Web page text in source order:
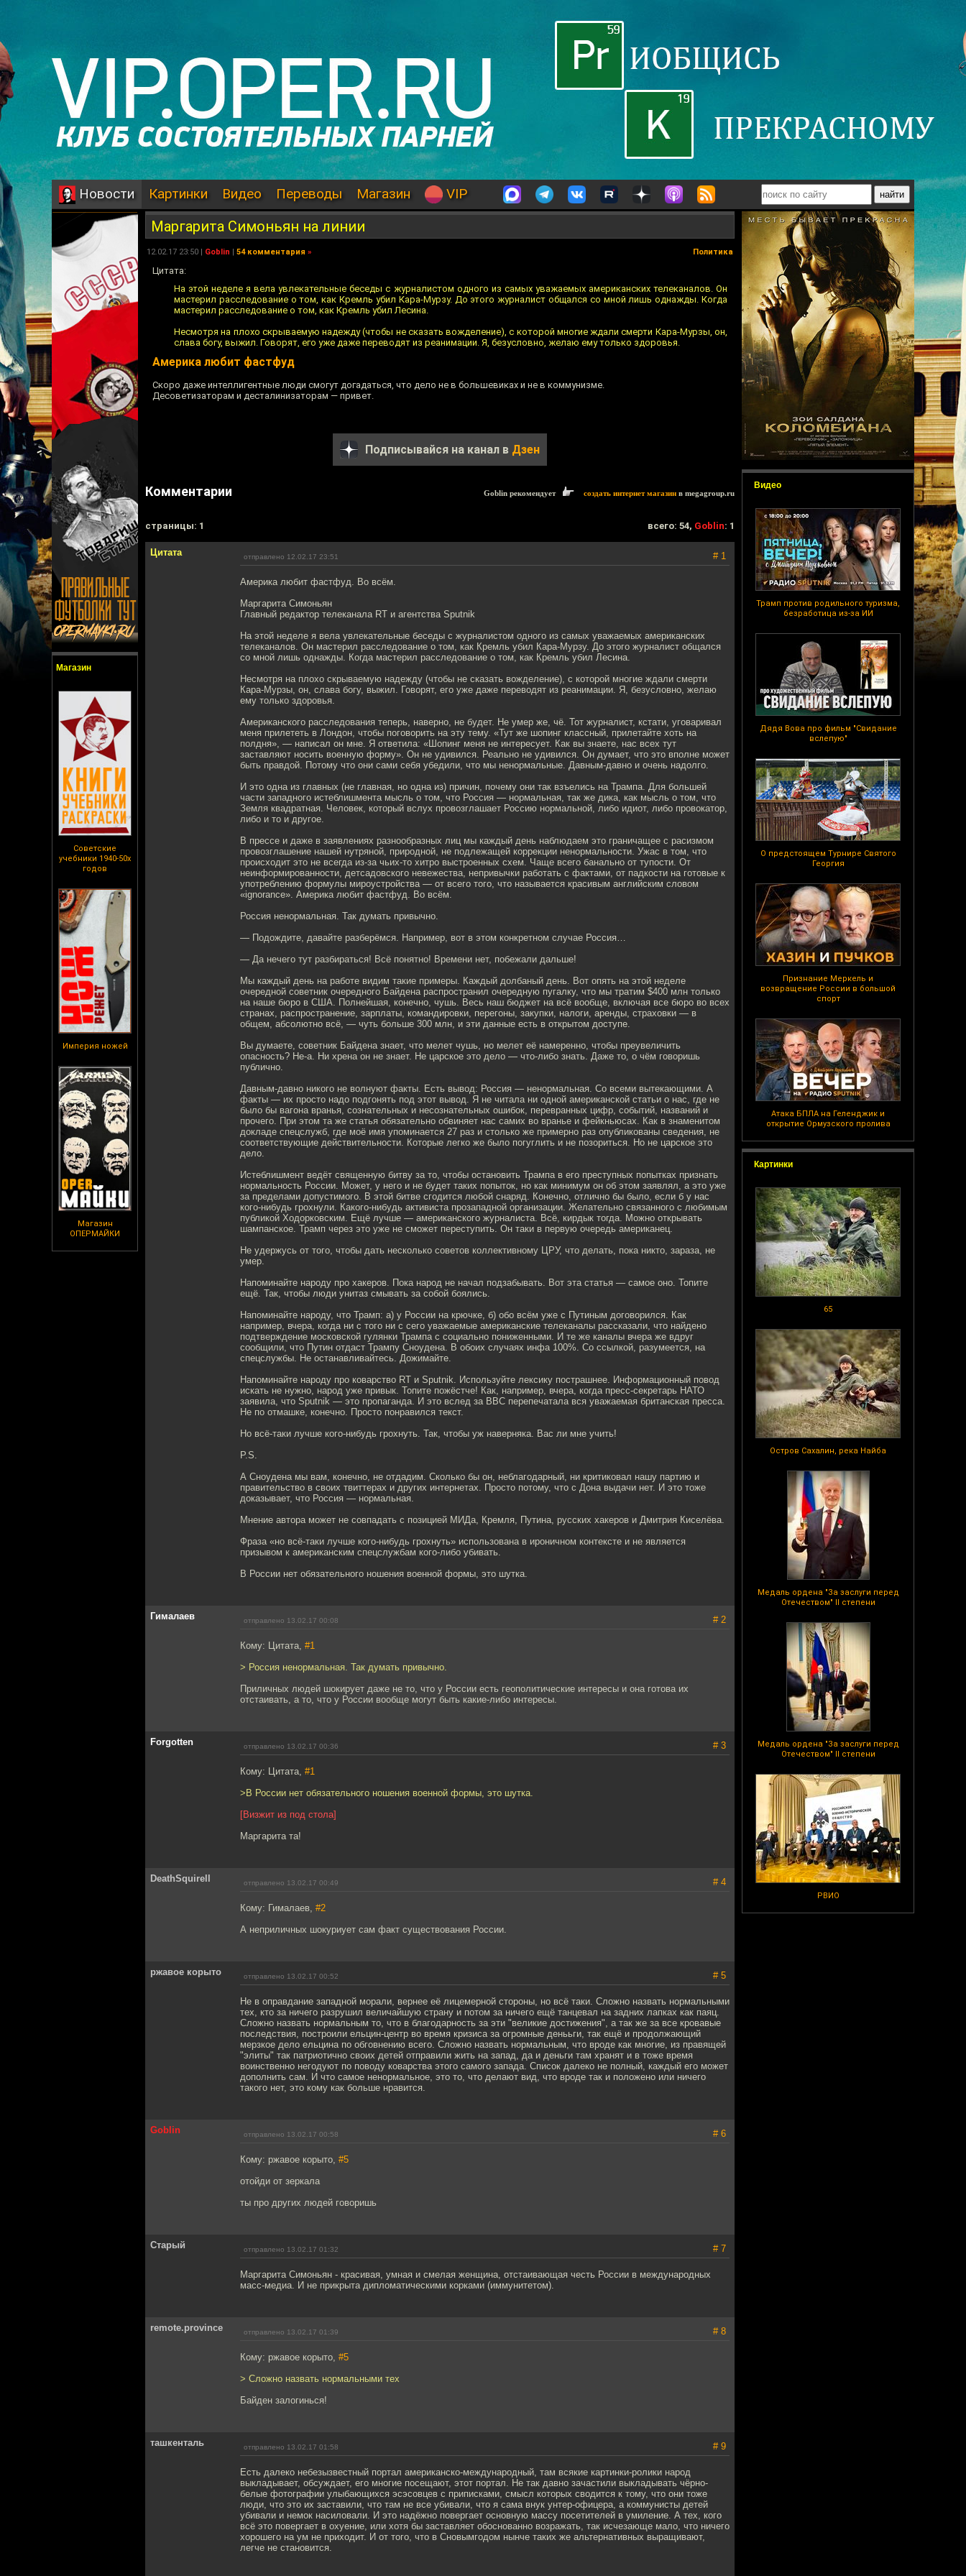
Новости Картинки Видео Переводы Магазин VIP
Магазин
Советские
учебники 1940-50х
годов
Империя ножей
Магазин
ОПЕРМАЙКИ
Видео
Трамп против родильного туризма,
безработица из-за ИИ
Дядя Вова про фильм "Свидание
вслепую"
О предстоящем Турнире Святого
Георгия
Признание Меркель и
возвращение России в большой
спорт
Атака БПЛА на Геленджик и
открытие Ормузского пролива
Картинки
65
Остров Сахалин, река Найба
Медаль ордена "За заслуги перед
Отечеством" II степени
Медаль ордена "За заслуги перед
Отечеством" II степени
РВИО
Маргарита Симоньян на линии
12.02.17 23:50 | Goblin | 54 комментария » Политика
Цитата:
На этой неделе я вела увлекательные беседы с журналистом одного из самых уважаемых американских телеканалов. Он
мастерил расследование о том, как Кремль убил Кара-Мурзу. До этого журналист общался со мной лишь однажды. Когда
мастерил расследование о том, как Кремль убил Лесина.
Несмотря на плохо скрываемую надежду (чтобы не сказать вожделение), с которой многие ждали смерти Кара-Мурзы, он,
слава богу, выжил. Говорят, его уже даже переводят из реанимации. Я, безусловно, желаю ему только здоровья.
Америка любит фастфуд
Скоро даже интеллигентные люди смогут догадаться, что дело не в большевиках и не в коммунизме.
Десоветизаторам и десталинизаторам — привет.
Подписывайся на канал в Дзен
Комментарии Goblin рекомендует создать интернет магазин в megagroup.ru
cтраницы: 1 всего: 54, Goblin: 1
Цитата отправлено 12.02.17 23:51 # 1
Америка любит фастфуд. Во всём.
Маргарита Симоньян
Главный редактор телеканала RT и агентства Sputnik
На этой неделе я вела увлекательные беседы с журналистом одного из самых уважаемых американских
телеканалов. Он мастерил расследование о том, как Кремль убил Кара-Мурзу. До этого журналист общался
со мной лишь однажды. Когда мастерил расследование о том, как Кремль убил Лесина.
Несмотря на плохо скрываемую надежду (чтобы не сказать вожделение), с которой многие ждали смерти
Кара-Мурзы, он, слава богу, выжил. Говорят, его уже даже переводят из реанимации. Я, безусловно, желаю
ему только здоровья.
Американского расследования теперь, наверно, не будет. Не умер же, чё. Тот журналист, кстати, уговаривал
меня прилететь в Лондон, чтобы поговорить на эту тему. «Тут же шопинг классный, прилетайте хоть на
полдня», — написал он мне. Я ответила: «Шопинг меня не интересует. Как вы знаете, нас всех тут
заставляют носить военную форму». Он не удивился. Реально не удивился. Он думает, что это вполне может
быть правдой. Потому что они сами себя убедили, что мы ненормальные. Давным-давно и очень надолго.
И это одна из главных (не главная, но одна из) причин, почему они так взъелись на Трампа. Для большей
части западного истеблишмента мысль о том, что Россия — нормальная, так же дика, как мысль о том, что
Земля квадратная. Человек, который вслух провозглашает Россию нормальной, либо идиот, либо провокатор,
либо и то и другое.
В прессе и даже в заявлениях разнообразных лиц мы каждый день наблюдаем это граничащее с расизмом
провозглашение нашей нутряной, природной, не подлежащей коррекции ненормальности. Ужас в том, что
происходит это не всегда из-за чьих-то хитро выстроенных схем. Чаще всего банально от тупости. От
неинформированности, детсадовского невежества, непривычки работать с фактами, от падкости на готовые к
употреблению формулы мироустройства — от всего того, что называется красивым английским словом
«ignorance». Америка любит фастфуд. Во всём.
Россия ненормальная. Так думать привычно.
— Подождите, давайте разберёмся. Например, вот в этом конкретном случае Россия…
— Да нечего тут разбираться! Всё понятно! Времени нет, побежали дальше!
Мы каждый день на работе видим такие примеры. Каждый долбаный день. Вот опять на этой неделе
очередной советник очередного Байдена распространил очередную пугалку, что мы тратим $400 млн только
на наше бюро в США. Полнейшая, конечно, чушь. Весь наш бюджет на всё вообще, включая все бюро во всех
странах, распространение, зарплаты, командировки, перегоны, закупки, налоги, аренды, страховки — в
общем, абсолютно всё, — чуть больше 300 млн, и эти данные есть в открытом доступе.
Вы думаете, советник Байдена знает, что мелет чушь, но мелет её намеренно, чтобы преувеличить
опасность? Не-а. Ни хрена он не знает. Не царское это дело — что-либо знать. Даже то, о чём говоришь
публично.
Давным-давно никого не волнуют факты. Есть вывод: Россия — ненормальная. Со всеми вытекающими. А
факты — их просто надо подгонять под этот вывод. Я не читала ни одной американской статьи о нас, где не
было бы вагона вранья, сознательных и несознательных ошибок, перевранных цифр, событий, названий и
прочего. При этом та же статья обязательно обвиняет нас самих во вранье и фейкньюсах. Как в знаменитом
докладе спецслужб, где моё имя упоминается 27 раз и столько же примерно раз опубликованы сведения, не
соответствующие действительности. Которые легко же было погуглить и не позориться. Но не царское это
дело.
Истеблишмент ведёт священную битву за то, чтобы остановить Трампа в его преступных попытках признать
нормальность России. Может, у него и не будет таких попыток, но как минимум он об этом заявлял, а это уже
за пределами допустимого. В этой битве сгодится любой снаряд. Конечно, отлично бы было, если б у нас
кого-нибудь грохнули. Какого-нибудь активиста прозападной организации. Желательно связанного с любимым
публикой Ходорковским. Ещё лучше — американского журналиста. Всё, кирдык тогда. Можно открывать
шампанское. Трамп через это уже не сможет переступить. Он таки в первую очередь американец.
Не удержусь от того, чтобы дать несколько советов коллективному ЦРУ, что делать, пока никто, зараза, не
умер.
Напоминайте народу про хакеров. Пока народ не начал подзабывать. Вот эта статья — самое оно. Топите
ещё. Так, чтобы люди унитаз смывать за собой боялись.
Напоминайте народу, что Трамп: а) у России на крючке, б) обо всём уже с Путиным договорился. Как
например, вчера, когда ни с того ни с сего уважаемые американские телеканалы рассказали, что найдено
подтверждение московской гулянки Трампа с социально пониженными. И те же каналы вчера же вдруг
сообщили, что Путин отдаст Трампу Сноудена. В обоих случаях инфа 100%. Со ссылкой, разумеется, на
спецслужбы. Не останавливайтесь. Дожимайте.
Напоминайте народу про коварство RT и Sputnik. Используйте лексику пострашнее. Информационный повод
искать не нужно, народ уже привык. Топите пожёстче! Как, например, вчера, когда пресс-секретарь НАТО
заявила, что Sputnik — это пропаганда. И это вслед за ВВС перепечатала вся уважаемая британская пресса.
Не по отмашке, конечно. Просто понравился текст.
Но всё-таки лучше кого-нибудь грохнуть. Так, чтобы уж наверняка. Вас ли мне учить!
P.S.
А Сноудена мы вам, конечно, не отдадим. Сколько бы он, неблагодарный, ни критиковал нашу партию и
правительство в своих твиттерах и других интернетах. Просто потому, что с Дона выдачи нет. И это тоже
доказывает, что Россия — нормальная.
Мнение автора может не совпадать с позицией МИДа, Кремля, Путина, русских хакеров и Дмитрия Киселёва.
Фраза «но всё-таки лучше кого-нибудь грохнуть» использована в ироничном контексте и не является
призывом к американским спецслужбам кого-либо убивать.
В России нет обязательного ношения военной формы, это шутка.
Гималаев отправлено 13.02.17 00:08 # 2
Кому: Цитата, #1
> Россия ненормальная. Так думать привычно.
Приличных людей шокирует даже не то, что у России есть геополитические интересы и она готова их
отстаивать, а то, что у России вообще могут быть какие-либо интересы.
Forgotten отправлено 13.02.17 00:36 # 3
Кому: Цитата, #1
>В России нет обязательного ношения военной формы, это шутка.
[Визжит из под стола]
Маргарита та!
DeathSquirell отправлено 13.02.17 00:49 # 4
Кому: Гималаев, #2
А неприличных шокуриует сам факт существования России.
ржавое корыто отправлено 13.02.17 00:52 # 5
Не в оправдание западной морали, вернее её лицемерной стороны, но всё таки. Сложно назвать нормальными
тех, кто за ничего разрушил величайшую страну и потом за ничего ещё танцевал на задних лапках как паяц.
Сложно назвать нормальным то, что в благодарность за эти "великие достижения", а так же за все кровавые
последствия, построили ельцин-центр во время кризиса за огромные денььги, так ещё и продолжающий
мерзкое дело ельцина по обговнению всего. Сложно назвать нормальным, что вроде как многие, из правящей
"элиты" так патриотично своих детей отправили жить на запад, да и деньги там хранят и в тоже время
воинственно негодуют по поводу коварства этого самого запада. Список далеко не полный, каждый его может
дополнить сам. И что самое ненормальное, это то, что делают вид, что вроде так и положено или ничего
такого нет, это кому как больше нравится.
Goblin отправлено 13.02.17 00:58 # 6
Кому: ржавое корыто, #5
отойди от зеркала
ты про других людей говоришь
Старый отправлено 13.02.17 01:32 # 7
Маргарита Симоньян - красивая, умная и смелая женщина, отстаивающая честь России в международных
масс-медиа. И не прикрыта дипломатическими корками (иммунитетом).
remote.province отправлено 13.02.17 01:39 # 8
Кому: ржавое корыто, #5
> Сложно назвать нормальными тех
Байден залогинься!
ташкенталь отправлено 13.02.17 01:58 # 9
Есть далеко небезызвестный портал американско-международный, там всякие картинки-ролики народ
выкладывает, обсуждает, его многие посещают, этот портал. Не так давно зачастили выкладывать чёрно-
белые фотографии улыбающихся эсэсовцев с приписками, смысл которых сводится к тому, что они тоже
люди, что это их заставили, что там не все убивали, что я сама внук унтер-офицера, а коммунисты детей
убивали и немок насиловали. И это надёжно повергает основную массу посетителей в умиление. А тех, кого
всё это повергает в охуение, или хотя бы заставляет обоснованно возражать, так исчезающе мало, что ничего
хорошего на ум не приходит. И от того, что в Сновымгодом нынче таких же альтернативных выращивают,
легче не становится.